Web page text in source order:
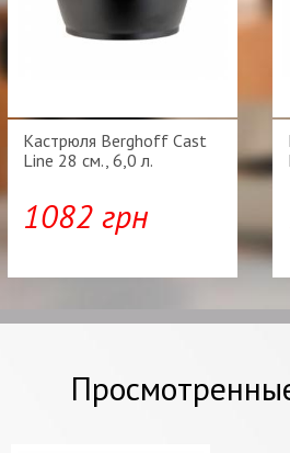
Кастрюля Berghoff Cast
Line 28 см., 6,0 л.
1082 грн